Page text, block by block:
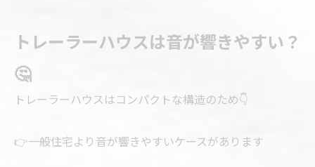
トレーラーハウスは音が響きやすい？
🤔
トレーラーハウスはコンパクトな構造のため👇
👉一般住宅より音が響きやすいケースがあります